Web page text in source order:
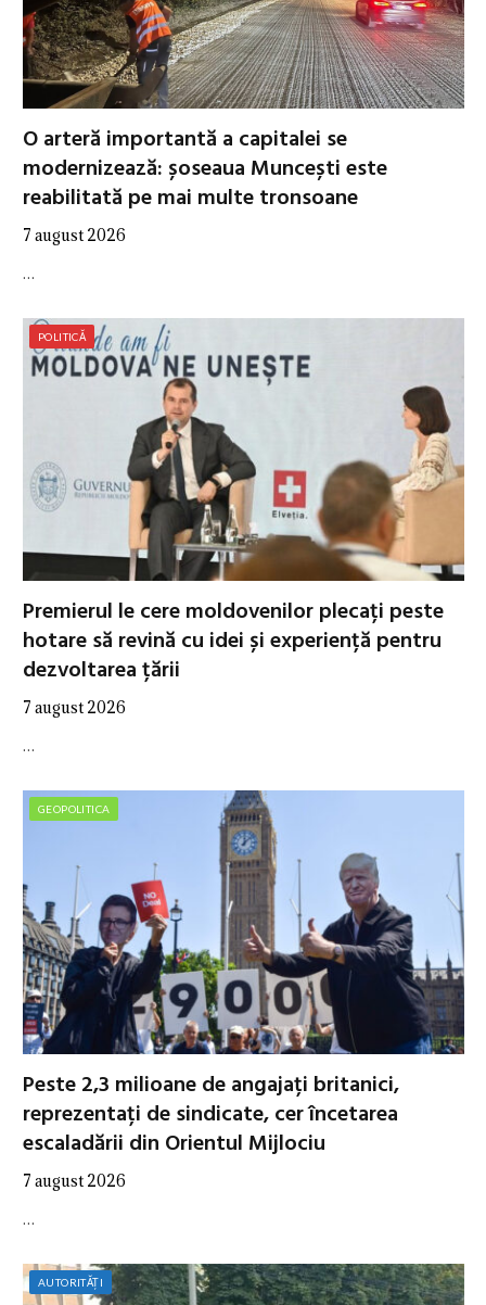
O arteră importantă a capitalei se
modernizează: șoseaua Muncești este
reabilitată pe mai multe tronsoane
7 august 2026
…
POLITICĂ
Premierul le cere moldovenilor plecați peste
hotare să revină cu idei și experiență pentru
dezvoltarea țării
7 august 2026
…
GEOPOLITICA
Peste 2,3 milioane de angajați britanici,
reprezentați de sindicate, cer încetarea
escaladării din Orientul Mijlociu
7 august 2026
…
AUTORITĂȚI